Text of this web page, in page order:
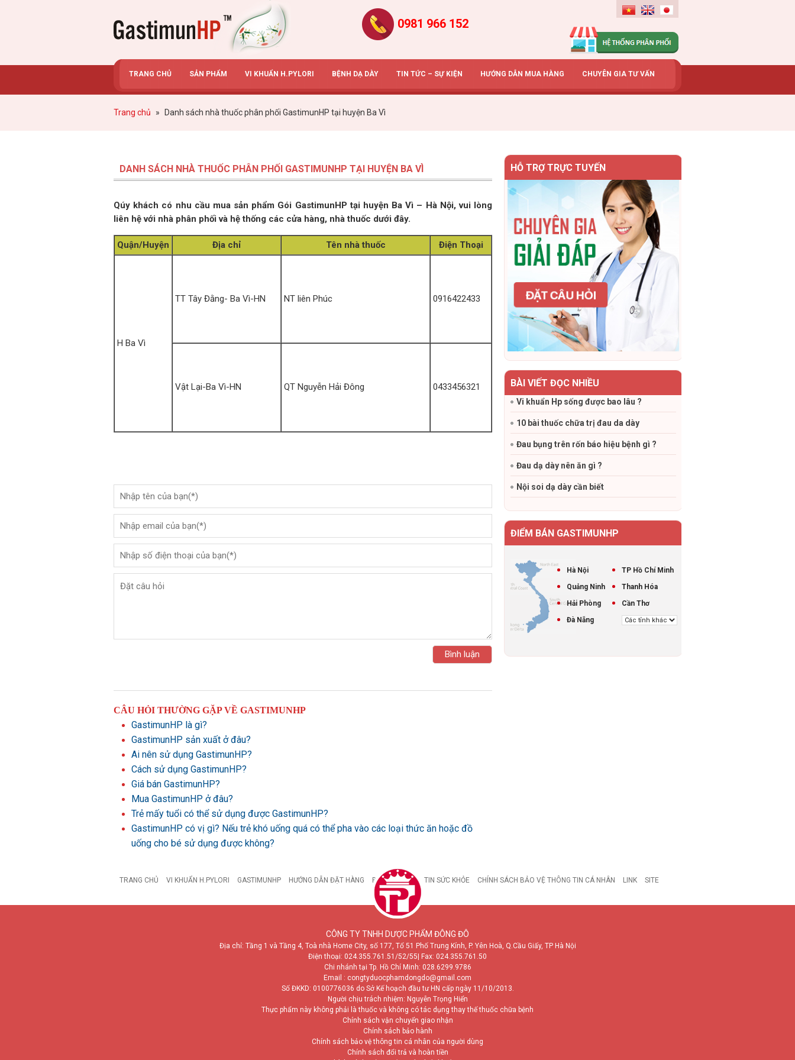
0981 966 152
TRANG CHỦ SẢN PHẨM VI KHUẨN H.PYLORI BỆNH DẠ DÀY TIN TỨC – SỰ KIỆN HƯỚNG DẪN MUA HÀNG CHUYÊN GIA TƯ VẤN
Trang chủ » Danh sách nhà thuốc phân phối GastimunHP tại huyện Ba Vì
DANH SÁCH NHÀ THUỐC PHÂN PHỐI GASTIMUNHP TẠI HUYỆN BA VÌ
Qúy khách có nhu cầu mua sản phẩm Gói GastimunHP tại huyện Ba Vì – Hà Nội, vui lòng
liên hệ với nhà phân phối và hệ thống các cửa hàng, nhà thuốc dưới đây.
Quận/Huyện Địa chỉ Tên nhà thuốc Điện Thoại
H Ba Vì
TT Tây Đằng- Ba Vì-HN NT liên Phúc 0916422433
Vật Lại-Ba Vì-HN QT Nguyễn Hải Đông 0433456321
CÂU HỎI THƯỜNG GẶP VỀ GASTIMUNHP
GastimunHP là gì?
GastimunHP sản xuất ở đâu?
Ai nên sử dụng GastimunHP?
Cách sử dụng GastimunHP?
Giá bán GastimunHP?
Mua GastimunHP ở đâu?
Trẻ mấy tuổi có thể sử dụng được GastimunHP?
GastimunHP có vị gì? Nếu trẻ khó uống quá có thể pha vào các loại thức ăn hoặc đồ
uống cho bé sử dụng được không?
HỖ TRỢ TRỰC TUYẾN
BÀI VIẾT ĐỌC NHIỀU
Vi khuẩn Hp sống được bao lâu ?
10 bài thuốc chữa trị đau da dày
Đau bụng trên rốn báo hiệu bệnh gì ?
Đau dạ dày nên ăn gì ?
Nội soi dạ dày cần biết
ĐIỂM BÁN GASTIMUNHP
Hà Nội
TP Hồ Chí Minh
Quảng Ninh
Thanh Hóa
Hải Phòng
Cần Thơ
Đà Nẵng
TRANG CHỦ VI KHUẨN H.PYLORI GASTIMUNHP HƯỚNG DẪN ĐẶT HÀNG BỆNH DẠ DÀY TIN SỨC KHỎE CHÍNH SÁCH BẢO VỆ THÔNG TIN CÁ NHÂN LINK SITE
CÔNG TY TNHH DƯỢC PHẨM ĐÔNG ĐÔ
Địa chỉ: Tầng 1 và Tầng 4, Toà nhà Home City, số 177, Tổ 51 Phố Trung Kính, P. Yên Hoà, Q.Cầu Giấy, TP Hà Nội
Điện thoại: 024.355.761.51/52/55 | Fax: 024.355.761.50
Chi nhánh tại Tp. Hồ Chí Minh: 028.6299.9786
Email : congtyduocphamdongdo@gmail.com
Số ĐKKD: 0100776036 do Sở Kế hoạch đầu tư HN cấp ngày 11/10/2013.
Người chịu trách nhiệm: Nguyễn Trọng Hiển
Thực phẩm này không phải là thuốc và không có tác dụng thay thế thuốc chữa bệnh
Chính sách vận chuyển giao nhận
Chính sách bảo hành
Chính sách bảo vệ thông tin cá nhân của người dùng
Chính sách đổi trả và hoàn tiền